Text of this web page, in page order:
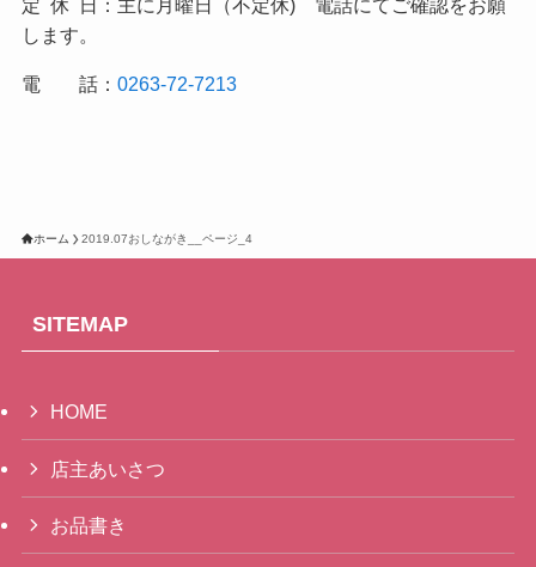
定 休 日：主に月曜日（不定休) 電話にてご確認をお願
します。
電 話： 0263-72-7213
ホーム 2019.07おしながき__ページ_4
SITEMAP
HOME
店主あいさつ
お品書き